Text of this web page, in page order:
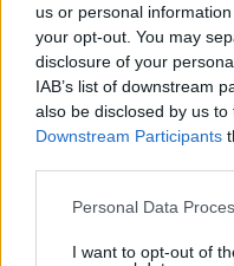
us or personal
your opt-out. You may
disclosure of your
IAB’s list of downstream
also be disclosed by us
Downstream Participants
Please note that this
not limited to your visit or
Personal Data
I want to opt-out of
Το «σκουλήκι του
κάτω από τη Γη και
ζωή: «Οι άνθρωποι
08.08.2026, 08:57